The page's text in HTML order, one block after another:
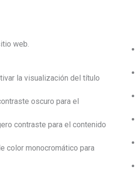
web.
la visualización del título
oscuro para el
contraste para el contenido
color monocromático para